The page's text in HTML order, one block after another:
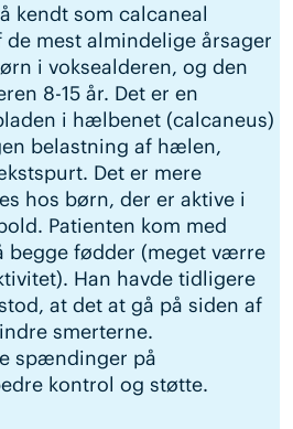
kendt som calcaneal
mest almindelige årsager
i voksealderen, og den
8-15 år. Det er en
i hælbenet (calcaneus)
belastning af hælen,
Det er mere
hos børn, der er aktive i
Patienten kom med
begge fødder (meget værre
Han havde tidligere
at det at gå på siden af
smerterne.
spændinger på
kontrol og støtte.